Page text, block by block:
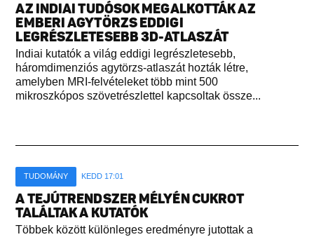
AZ INDIAI TUDÓSOK MEGALKOTTÁK AZ
EMBERI AGYTÖRZS EDDIGI
LEGRÉSZLETESEBB 3D-ATLASZÁT
Indiai kutatók a világ eddigi legrészletesebb,
háromdimenziós agytörzs-atlaszát hozták létre,
amelyben MRI-felvételeket több mint 500
mikroszkópos szövetrészlettel kapcsoltak össze...
TUDOMÁNY KEDD 17:01
A TEJÚTRENDSZER MÉLYÉN CUKROT
TALÁLTAK A KUTATÓK
Többek között különleges eredményre jutottak a